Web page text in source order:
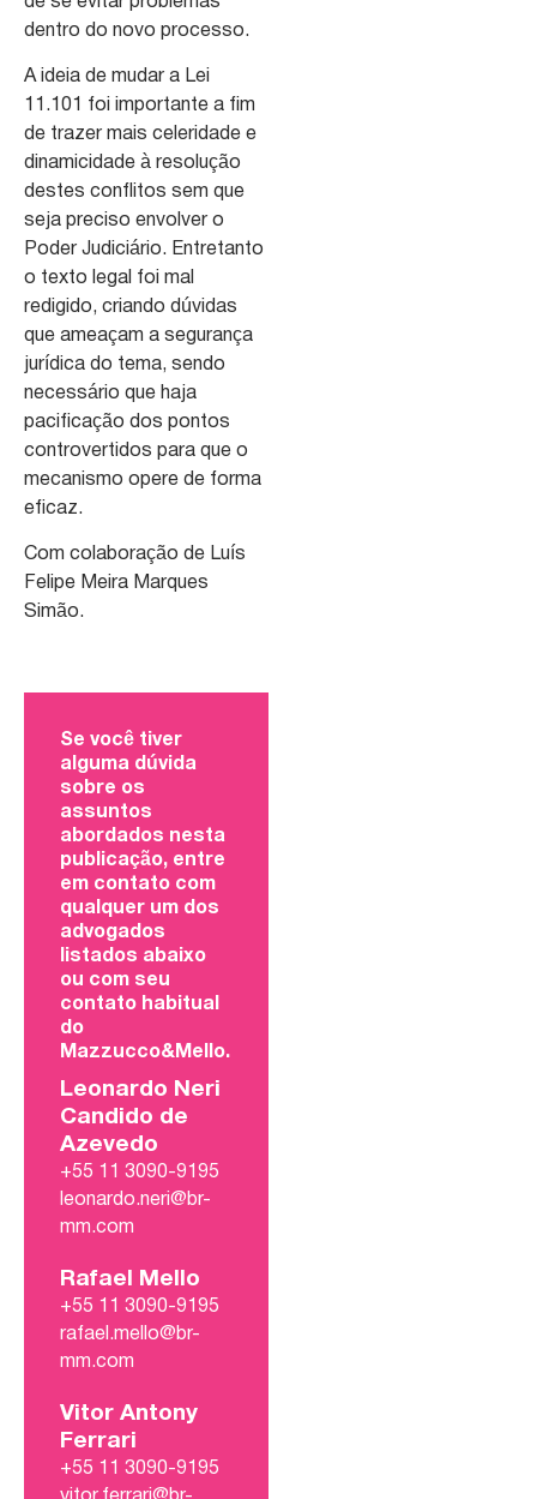
dentro do novo processo.
A ideia de mudar a Lei
11.101 foi importante a fim
de trazer mais celeridade e
dinamicidade à resolução
destes conflitos sem que
seja preciso envolver o
Poder Judiciário. Entretanto
o texto legal foi mal
redigido, criando dúvidas
que ameaçam a segurança
jurídica do tema, sendo
necessário que haja
pacificação dos pontos
controvertidos para que o
mecanismo opere de forma
eficaz.
Com colaboração de Luís
Felipe Meira Marques
Simão.
Se você tiver
alguma dúvida
sobre os
assuntos
abordados nesta
publicação, entre
em contato com
qualquer um dos
advogados
listados abaixo
ou com seu
contato habitual
do
Mazzucco&Mello.
Leonardo Neri
Candido de
Azevedo
+55 11 3090-9195
leonardo.neri@br-
mm.com
Rafael Mello
+55 11 3090-9195
rafael.mello@br-
mm.com
Vitor Antony
Ferrari
+55 11 3090-9195